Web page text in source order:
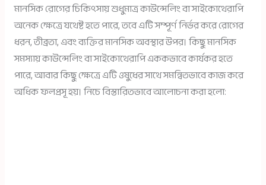
মানসিক রোগের চিকিৎসায় শুধুমাত্র কাউন্সেলিং বা সাইকোথেরাপি
অনেক ক্ষেত্রে যথেষ্ট হতে পারে, তবে এটি সম্পূর্ণ নির্ভর করে রোগের
ধরন, তীব্রতা, এবং ব্যক্তির মানসিক অবস্থার উপর। কিছু মানসিক
সমস্যায় কাউন্সেলিং বা সাইকোথেরাপি এককভাবে কার্যকর হতে
পারে, আবার কিছু ক্ষেত্রে এটি ওষুধের সাথে সমন্বিতভাবে কাজ করে
অধিক ফলপ্রসূ হয়। নিচে বিস্তারিতভাবে আলোচনা করা হলো: